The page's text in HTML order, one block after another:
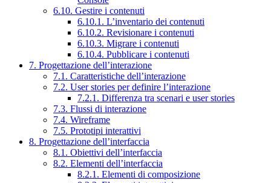
6.10. Gestire i contenuti
6.10.1. L’inventario dei contenuti
6.10.2. Revisionare i contenuti
6.10.3. Migrare i contenuti
6.10.4. Pubblicare i contenuti
7. Progettazione dell’interazione
7.1. Caratteristiche dell’interazione
7.2. User stories per definire l’interazione
7.2.1. Differenza tra scenari e user stories
7.3. Flussi di interazione
7.4. Wireframe
7.5. Prototipi interattivi
8. Progettazione dell’interfaccia
8.1. Obiettivi dell’interfaccia
8.2. Elementi dell’interfaccia
8.2.1. Elementi di composizione